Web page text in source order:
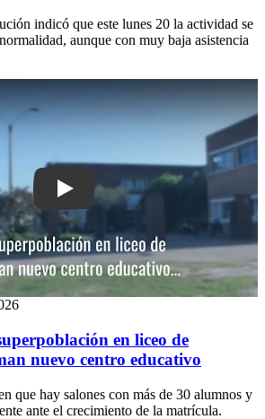
indicó que este lunes 20 la actividad se
aunque con muy baja asistencia
Play: Docentes alertan
en liceo de
nuevo centro educativo
que hay salones con más de 30 alumnos y
ante el crecimiento de la matrícula.